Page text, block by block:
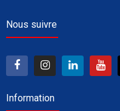
Nous suivre
Information